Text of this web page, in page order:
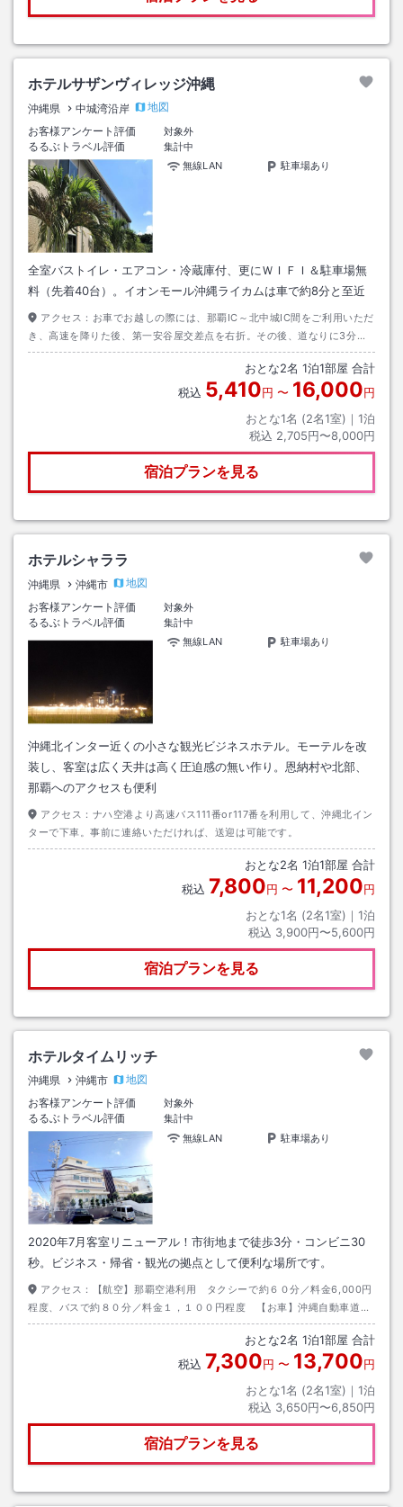
ホテルサザンヴィレッジ沖縄
沖縄県 中城湾沿岸
地図
お客様アンケート評価
対象外
るるぶトラベル評価
集計中
無線LAN
駐車場あり
全室バストイレ・エアコン・冷蔵庫付、更にＷＩＦＩ＆駐車場無
料（先着40台）。イオンモール沖縄ライカムは車で約8分と至近
アクセス： お車でお越しの際には、那覇IC～北中城IC間をご利用いただ
き、高速を降りた後、第一安谷屋交差点を右折。その後、道なりに3分程
走っていただきますと右手に当館がございます。無料駐車場４０台あり、
おとな2名 1泊1部屋 合計
税込 5,410円 〜 16,000円
おとな1名 (2名1室)｜ 1泊
税込 2,705円〜8,000円
宿泊プランを見る
ホテルシャララ
沖縄県 沖縄市
地図
お客様アンケート評価
対象外
るるぶトラベル評価
集計中
無線LAN
駐車場あり
沖縄北インター近くの小さな観光ビジネスホテル。モーテルを改
装し、客室は広く天井は高く圧迫感の無い作り。恩納村や北部、
那覇へのアクセスも便利
アクセス： ナハ空港より高速バス111番or117番を利用して、沖縄北イン
ターで下車。事前に連絡いただければ、送迎は可能です。
おとな2名 1泊1部屋 合計
税込 7,800円 〜 11,200円
おとな1名 (2名1室)｜ 1泊
税込 3,900円〜5,600円
宿泊プランを見る
ホテルタイムリッチ
沖縄県 沖縄市
地図
お客様アンケート評価
対象外
るるぶトラベル評価
集計中
無線LAN
駐車場あり
2020年7月客室リニューアル！市街地まで徒歩3分・コンビニ30
秒。ビジネス・帰省・観光の拠点として便利な場所です。
アクセス：
【航空】那覇空港利用 タクシーで約６０分／料金6,000円
程度、バスで約８０分／料金１，１００円程度 【お車】沖縄自動車道沖
縄南ＩＣより車で５分程度。
おとな2名 1泊1部屋 合計
税込 7,300円 〜 13,700円
おとな1名 (2名1室)｜ 1泊
税込 3,650円〜6,850円
宿泊プランを見る